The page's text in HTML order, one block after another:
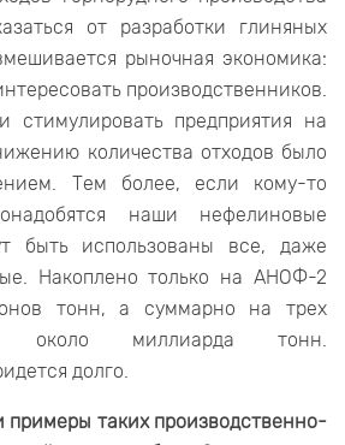
от разработки глиняных
рыночная экономика:
производственников.
стимулировать предприятия на
количества отходов было
Тем более, если кому-то
наши нефелиновые
быть использованы все, даже
Накоплено только на АНОФ-2
тонн, а суммарно на трех
около миллиарда тонн.
долго.
примеры таких производственно-